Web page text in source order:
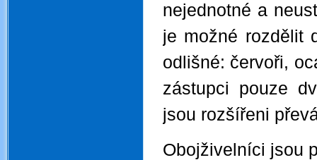
nejednotné a
je možné rozdělit
odlišné: červoři,
zástupci pouze
jsou rozšířeni
Obojživelníci jsou